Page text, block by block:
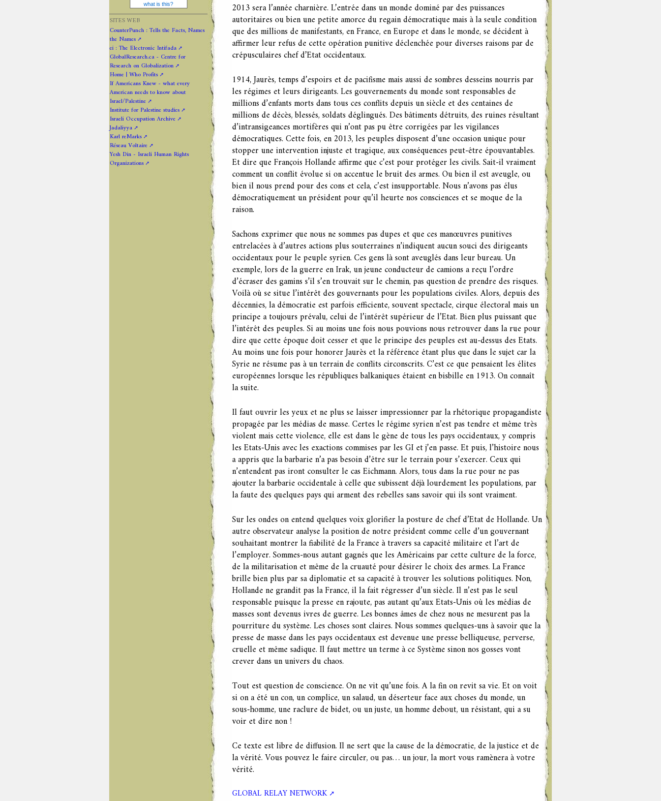
2013 sera l’année charnière. L’entrée dans un monde dominé par des puissances
autoritaires ou bien une petite amorce du regain démocratique mais à la seule condition
que des millions de manifestants, en France, en Europe et dans le monde, se décident à
affirmer leur refus de cette opération punitive déclenchée pour diverses raisons par de
crépusculaires chef d’Etat occidentaux.
1914, Jaurès, temps d’espoirs et de pacifisme mais aussi de sombres desseins nourris par
les régimes et leurs dirigeants. Les gouvernements du monde sont responsables de
millions d’enfants morts dans tous ces conflits depuis un siècle et des centaines de
millions de décès, blessés, soldats déglingués. Des bâtiments détruits, des ruines résultant
d’intransigeances mortifères qui n’ont pas pu être corrigées par les vigilances
démocratiques. Cette fois, en 2013, les peuples disposent d’une occasion unique pour
stopper une intervention injuste et tragique, aux conséquences peut-être épouvantables.
Et dire que François Hollande affirme que c’est pour protéger les civils. Sait-il vraiment
comment un conflit évolue si on accentue le bruit des armes. Ou bien il est aveugle, ou
bien il nous prend pour des cons et cela, c’est insupportable. Nous n’avons pas élus
démocratiquement un président pour qu’il heurte nos consciences et se moque de la
raison.
Sachons exprimer que nous ne sommes pas dupes et que ces manœuvres punitives
entrelacées à d’autres actions plus souterraines n’indiquent aucun souci des dirigeants
occidentaux pour le peuple syrien. Ces gens là sont aveuglés dans leur bureau. Un
exemple, lors de la guerre en Irak, un jeune conducteur de camions a reçu l’ordre
d’écraser des gamins s’il s’en trouvait sur le chemin, pas question de prendre des risques.
Voilà où se situe l’intérêt des gouvernants pour les populations civiles. Alors, depuis des
décennies, la démocratie est parfois efficiente, souvent spectacle, cirque électoral mais un
principe a toujours prévalu, celui de l’intérêt supérieur de l’Etat. Bien plus puissant que
l’intérêt des peuples. Si au moins une fois nous pouvions nous retrouver dans la rue pour
dire que cette époque doit cesser et que le principe des peuples est au-dessus des Etats.
Au moins une fois pour honorer Jaurès et la référence étant plus que dans le sujet car la
Syrie ne résume pas à un terrain de conflits circonscrits. C’est ce que pensaient les élites
européennes lorsque les républiques balkaniques étaient en bisbille en 1913. On connaît
la suite.
Il faut ouvrir les yeux et ne plus se laisser impressionner par la rhétorique propagandiste
propagée par les médias de masse. Certes le régime syrien n’est pas tendre et même très
violent mais cette violence, elle est dans le gène de tous les pays occidentaux, y compris
les Etats-Unis avec les exactions commises par les GI et j’en passe. Et puis, l’histoire nous
a appris que la barbarie n’a pas besoin d’être sur le terrain pour s’exercer. Ceux qui
n’entendent pas iront consulter le cas Eichmann. Alors, tous dans la rue pour ne pas
ajouter la barbarie occidentale à celle que subissent déjà lourdement les populations, par
la faute des quelques pays qui arment des rebelles sans savoir qui ils sont vraiment.
Sur les ondes on entend quelques voix glorifier la posture de chef d’Etat de Hollande. Un
autre observateur analyse la position de notre président comme celle d’un gouvernant
souhaitant montrer la fiabilité de la France à travers sa capacité militaire et l’art de
l’employer. Sommes-nous autant gagnés que les Américains par cette culture de la force,
de la militarisation et même de la cruauté pour désirer le choix des armes. La France
brille bien plus par sa diplomatie et sa capacité à trouver les solutions politiques. Non,
Hollande ne grandit pas la France, il la fait régresser d’un siècle. Il n’est pas le seul
responsable puisque la presse en rajoute, pas autant qu’aux Etats-Unis où les médias de
masses sont devenus ivres de guerre. Les bonnes âmes de chez nous ne mesurent pas la
pourriture du système. Les choses sont claires. Nous sommes quelques-uns à savoir que la
presse de masse dans les pays occidentaux est devenue une presse belliqueuse, perverse,
cruelle et même sadique. Il faut mettre un terme à ce Système sinon nos gosses vont
crever dans un univers du chaos.
Tout est question de conscience. On ne vit qu’une fois. A la fin on revit sa vie. Et on voit
si on a été un con, un complice, un salaud, un déserteur face aux choses du monde, un
sous-homme, une raclure de bidet, ou un juste, un homme debout, un résistant, qui a su
voir et dire non !
Ce texte est libre de diffusion. Il ne sert que la cause de la démocratie, de la justice et de
la vérité. Vous pouvez le faire circuler, ou pas… un jour, la mort vous ramènera à votre
vérité.
GLOBAL RELAY NETWORK
what is this?
SITES WEB
CounterPunch : Tells the Facts, Names
the Names
ei : The Electronic Intifada
GlobalResearch.ca - Centre for
Research on Globalization
Home | Who Profits
If Americans Knew - what every
American needs to know about
Israel/Palestine
Institute for Palestine studies
Israeli Occupation Archive
Jadaliyya
Karl reMarks
Réseau Voltaire
Yesh Din - Israeli Human Rights
Organizations